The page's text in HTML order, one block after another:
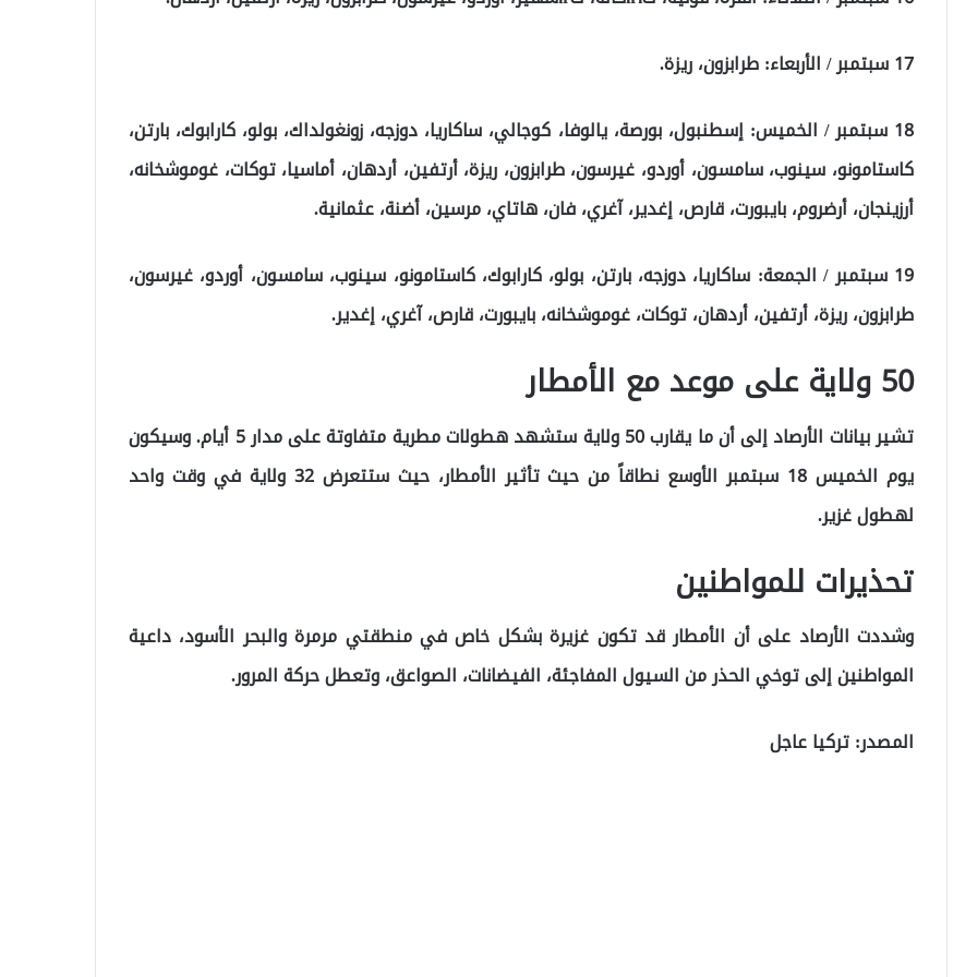
17 سبتمبر / الأربعاء: طرابزون، ريزة.
18 سبتمبر / الخميس: إسطنبول، بورصة، يالوفا، كوجالي، ساكاريا، دوزجه، زونغولداك، بولو، كارابوك، بارتن،
كاستامونو، سينوب، سامسون، أوردو، غيرسون، طرابزون، ريزة، أرتفين، أردهان، أماسيا، توكات، غوموشخانه،
أرزينجان، أرضروم، بايبورت، قارص، إغدير، آغري، فان، هاتاي، مرسين، أضنة، عثمانية.
19 سبتمبر / الجمعة: ساكاريا، دوزجه، بارتن، بولو، كارابوك، كاستامونو، سينوب، سامسون، أوردو، غيرسون،
طرابزون، ريزة، أرتفين، أردهان، توكات، غوموشخانه، بايبورت، قارص، آغري، إغدير.
50 ولاية على موعد مع الأمطار
تشير بيانات الأرصاد إلى أن ما يقارب 50 ولاية ستشهد هطولات مطرية متفاوتة على مدار 5 أيام. وسيكون
يوم الخميس 18 سبتمبر الأوسع نطاقاً من حيث تأثير الأمطار، حيث ستتعرض 32 ولاية في وقت واحد
لهطول غزير.
تحذيرات للمواطنين
وشددت الأرصاد على أن الأمطار قد تكون غزيرة بشكل خاص في منطقتي مرمرة والبحر الأسود، داعية
المواطنين إلى توخي الحذر من السيول المفاجئة، الفيضانات، الصواعق، وتعطل حركة المرور.
المصدر: تركيا عاجل